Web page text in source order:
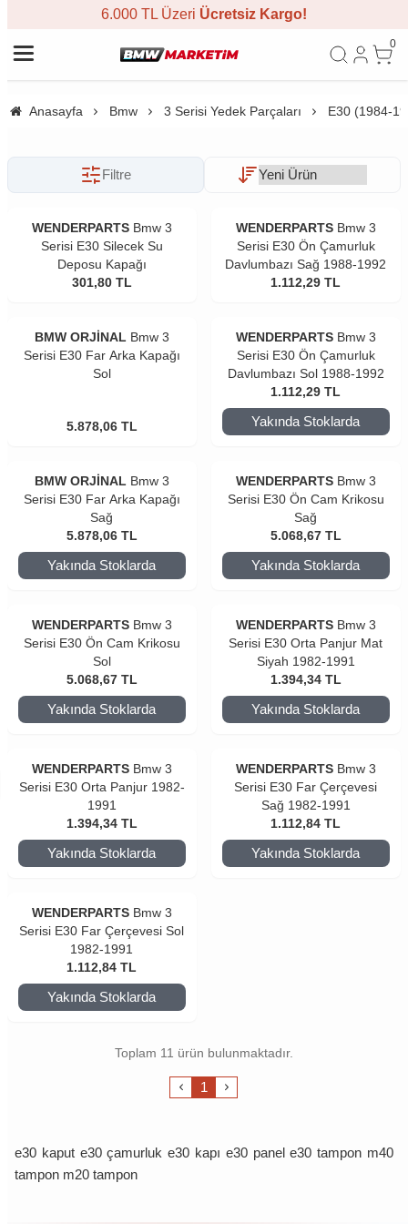
6.000 TL Üzeri Ücretsiz Kargo!
0
Anasayfa Bmw 3 Serisi Yedek Parçaları E30 (1984-
Filtre
WENDERPARTS Bmw 3
Serisi E30 Silecek Su
Deposu Kapağı
301,80 TL
WENDERPARTS Bmw 3
Serisi E30 Ön Çamurluk
Davlumbazı Sağ 1988-1992
1.112,29 TL
BMW ORJİNAL Bmw 3
Serisi E30 Far Arka Kapağı
Sol
5.878,06 TL
WENDERPARTS Bmw 3
Serisi E30 Ön Çamurluk
Davlumbazı Sol 1988-1992
1.112,29 TL
Yakında Stoklarda
BMW ORJİNAL Bmw 3
Serisi E30 Far Arka Kapağı
Sağ
5.878,06 TL
Yakında Stoklarda
WENDERPARTS Bmw 3
Serisi E30 Ön Cam Krikosu
Sağ
5.068,67 TL
Yakında Stoklarda
WENDERPARTS Bmw 3
Serisi E30 Ön Cam Krikosu
Sol
5.068,67 TL
Yakında Stoklarda
WENDERPARTS Bmw 3
Serisi E30 Orta Panjur Mat
Siyah 1982-1991
1.394,34 TL
Yakında Stoklarda
WENDERPARTS Bmw 3
Serisi E30 Orta Panjur 1982-
1991
1.394,34 TL
Yakında Stoklarda
WENDERPARTS Bmw 3
Serisi E30 Far Çerçevesi
Sağ 1982-1991
1.112,84 TL
Yakında Stoklarda
WENDERPARTS Bmw 3
Serisi E30 Far Çerçevesi Sol
1982-1991
1.112,84 TL
Yakında Stoklarda
Toplam 11 ürün bulunmaktadır.
1
e30 kaput e30 çamurluk e30 kapı e30 panel e30 tampon m40
tampon m20 tampon